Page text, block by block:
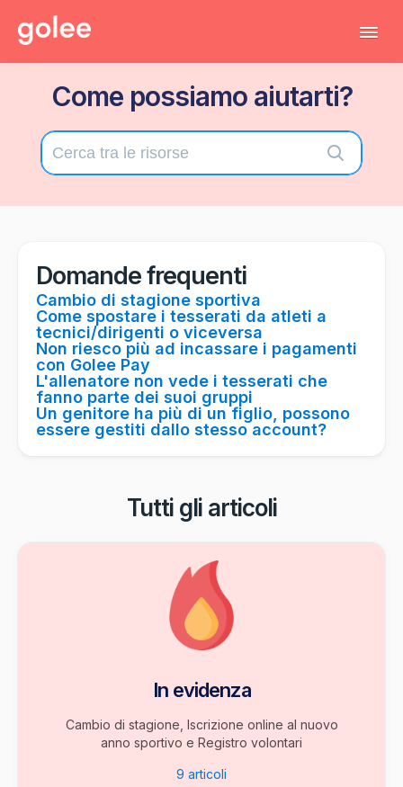
Torna al gestionale
Come possiamo aiutarti?
Domande frequenti
Cambio di stagione sportiva
Come spostare i tesserati da atleti a
tecnici/dirigenti o viceversa
Non riesco più ad incassare i pagamenti
con Golee Pay
L'allenatore non vede i tesserati che
fanno parte dei suoi gruppi
Un genitore ha più di un figlio, possono
essere gestiti dallo stesso account?
Tutti gli articoli
In evidenza
Cambio di stagione, Iscrizione online al nuovo
anno sportivo e Registro volontari
9 articoli